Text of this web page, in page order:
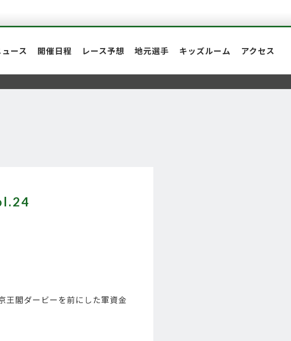
ース 開催日程 レース予想 地元選手 キッズルーム アクセス
王閣ダービーを前にした軍資金